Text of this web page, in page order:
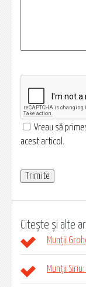
Vreau să
acest articol.
Citește și alte
Munții
Munții